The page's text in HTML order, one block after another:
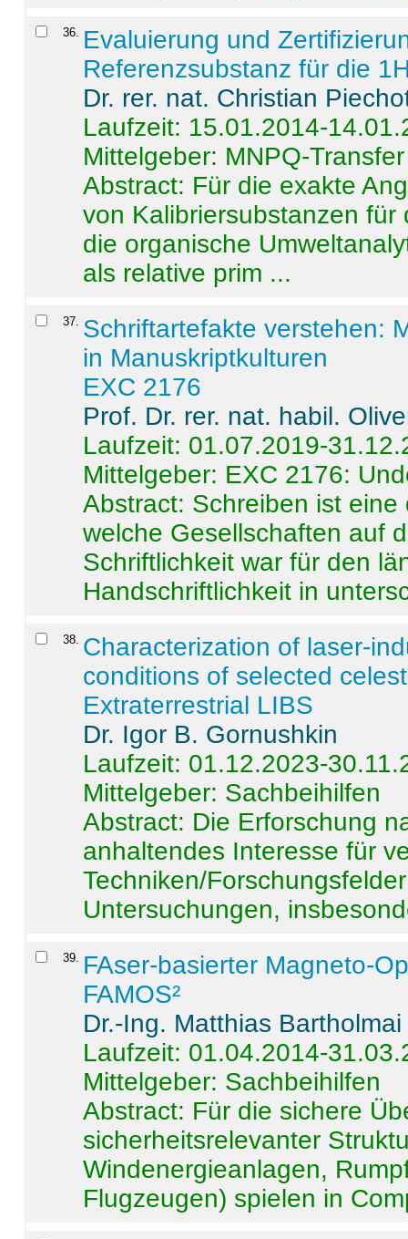
36. Evaluierung und
Referenzsubstanz für die
Dr. rer. nat. Christian
Laufzeit: 15.01.2014-
Mittelgeber: MNPQ-Transfer
Abstract: Für die exakte
von Kalibriersubstanzen
die organische
als relative prim ...
37. Schriftartefakte verstehen:
in Manuskriptkulturen
EXC 2176
Prof. Dr. rer. nat. habil.
Laufzeit: 01.07.2019-
Mittelgeber: EXC 2176:
Abstract: Schreiben ist
welche Gesellschaften auf
Schriftlichkeit war für den
Handschriftlichkeit in
38. Characterization of laser-
conditions of selected
Extraterrestrial LIBS
Dr. Igor B. Gornushkin
Laufzeit: 01.12.2023-
Mittelgeber: Sachbeihilfen
Abstract: Die Erforschung
anhaltendes Interesse für
Techniken/
Untersuchungen,
39. FAser-basierter Magneto-
FAMOS²
Dr.-Ing. Matthias Bartholmai
Laufzeit: 01.04.2014-
Mittelgeber: Sachbeihilfen
Abstract: Für die sichere
sicherheitsrelevanter
Windenergieanlagen,
Flugzeugen) spielen in